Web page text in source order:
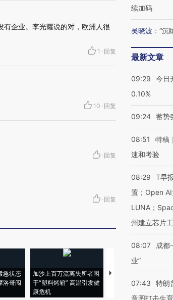
企业。李光耀说的对，欧洲人很
1 · 回复
10 · 回复
· 回复
· 回复
急状态
洛哥闯
加沙上百万流离失所者困
于“塑料烤箱” 高温引发健
康危机
视线｜HYROX的吸金
术：是什么让中产们甘
续加码
吴晓波 ： “沉
最新文章
09:29
今日
0.10%
09:24 蓄势
08:51
特稿
速和考验
08:29
T早
置；Open
LUNA；
州建立芯片
08:07
成都
业”
07:43
特朗
意图打击生